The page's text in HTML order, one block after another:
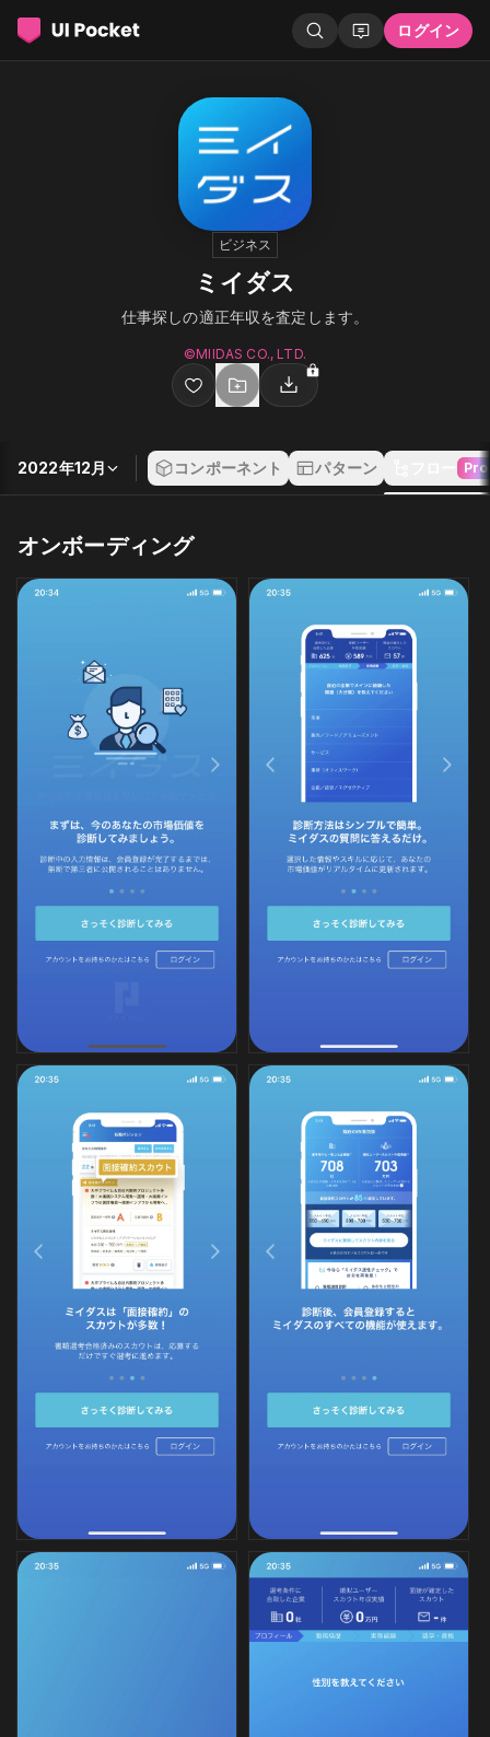
ログイン
ビジネス
ミイダス
仕事探しの適正年収を査定します。
©︎MIIDAS CO., LTD.
2022年12月 コンポーネント パターン Pro
オンボーディング